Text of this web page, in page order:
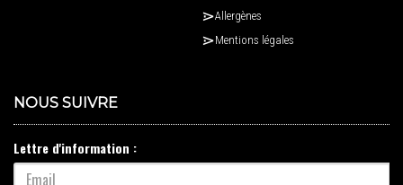
Allergènes
Mentions légales
NOUS SUIVRE
Lettre d'information :